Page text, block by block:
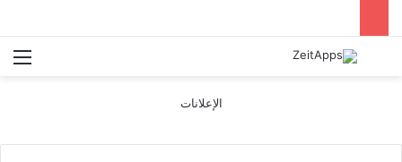
بحث عن
الإعلانات